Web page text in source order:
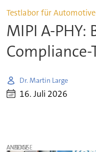
Testlabor für
MIPI A-
Compliance-
Dr. Martin Large
16. Juli 2026
ANZEIGE